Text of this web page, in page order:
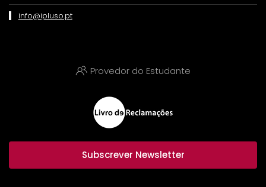
info@ipluso.pt
Provedor do Estudante
Subscrever Newsletter